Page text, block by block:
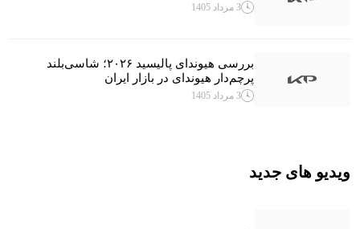
3 مرداد 1405
بررسی هیوندای پالیسید ۲۰۲۶؛ شاسی‌بلند
پرچم‌دار هیوندای در بازار ایران
3 مرداد 1405
ویدیو های جدید